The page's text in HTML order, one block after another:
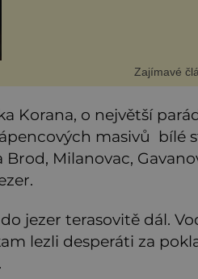
Zajímavé
Korana, o největší
masivů bílé
Milanovac,
jezer terasovitě dál.
lezli desperáti za